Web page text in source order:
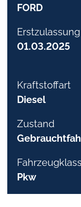
FORD
Erstzulassung
01.03.2025
Kraftstoffart
Diesel
Zustand
Pkw